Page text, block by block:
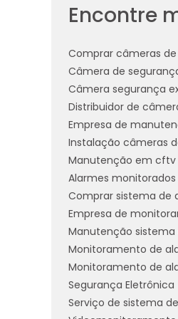
relatórios
ser usados para
O serviço de
proteção, mas
O
simples
camada
colaboradores.
Prevenção de
prevenção de
segurança
equipamentos
Encontre
Manutenção em cftv
Segurança Eletrônica